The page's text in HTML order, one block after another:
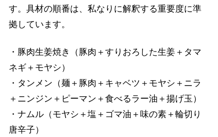
す。具材の順番は、私なりに解釈する重要度に準
拠しています。
・豚肉生姜焼き（豚肉＋すりおろした生姜＋タマ
ネギ＋モヤシ）
・タンメン（麺＋豚肉＋キャベツ＋モヤシ＋ニラ
＋ニンジン＋ピーマン＋食べるラー油＋揚げ玉）
・ナムル（モヤシ＋塩＋ゴマ油＋味の素＋輪切り
唐辛子）